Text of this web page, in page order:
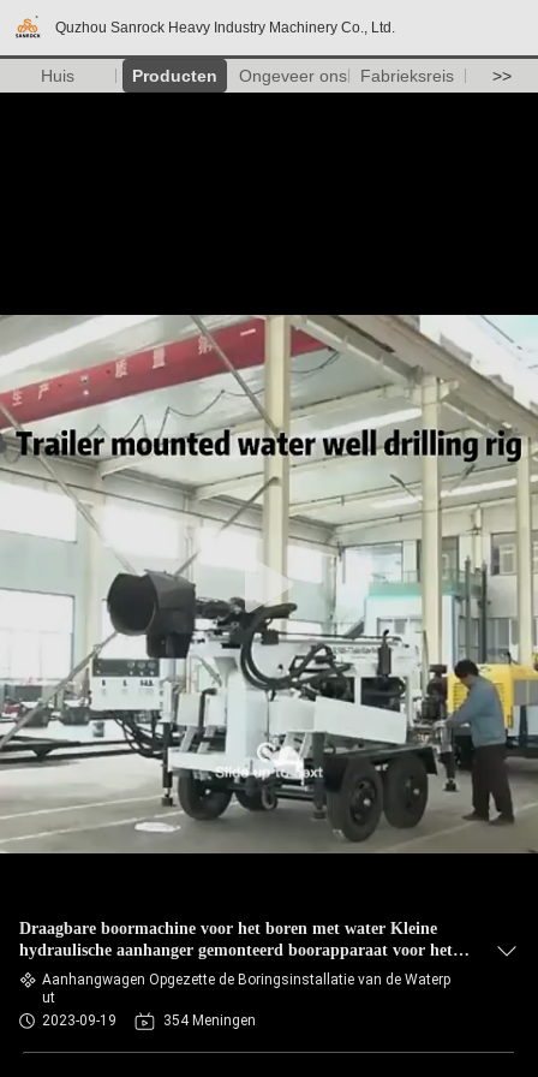
Quzhou Sanrock Heavy Industry Machinery Co., Ltd.
Huis Producten Ongeveer ons Fabrieksreis >>
Draagbare boormachine voor het boren met water Kleine
hydraulische aanhanger gemonteerd boorapparaat voor het
boren met waterput
Aanhangwagen Opgezette de Boringsinstallatie van de Waterp
ut
2023-09-19
354 Meningen